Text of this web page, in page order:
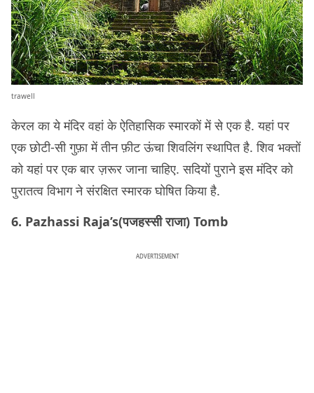
trawell
केरल का ये मंदिर वहां के ऐतिहासिक स्मारकों में से एक है. यहां पर
एक छोटी-सी गुफ़ा में तीन फ़ीट ऊंचा शिवलिंग स्थापित है. शिव भक्तों
को यहां पर एक बार ज़रूर जाना चाहिए. सदियों पुराने इस मंदिर को
पुरातत्व विभाग ने संरक्षित स्मारक घोषित किया है.
6. Pazhassi Raja’s(पजहस्सी राजा) Tomb
ADVERTISEMENT